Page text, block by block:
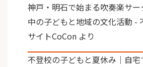
神戸・明石で始まる吹奏楽サ
中の子どもと地域の文化活動 -
サイトCoCon より
不登校の子どもと夏休み｜自